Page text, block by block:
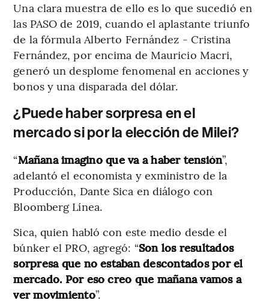
Una clara muestra de ello es lo que sucedió en
las PASO de 2019, cuando el aplastante triunfo
de la fórmula Alberto Fernández - Cristina
Fernández, por encima de Mauricio Macri,
generó un desplome fenomenal en acciones y
bonos y una disparada del dólar.
¿Puede haber sorpresa en el
mercado si por la elección de Milei?
“Mañana imagino que va a haber tensión”,
adelantó el economista y exministro de la
Producción, Dante Sica en diálogo con
Bloomberg Línea.
Sica, quien habló con este medio desde el
búnker el PRO, agregó: “Son los resultados
sorpresa que no estaban descontados por el
mercado. Por eso creo que mañana vamos a
ver movimiento”.